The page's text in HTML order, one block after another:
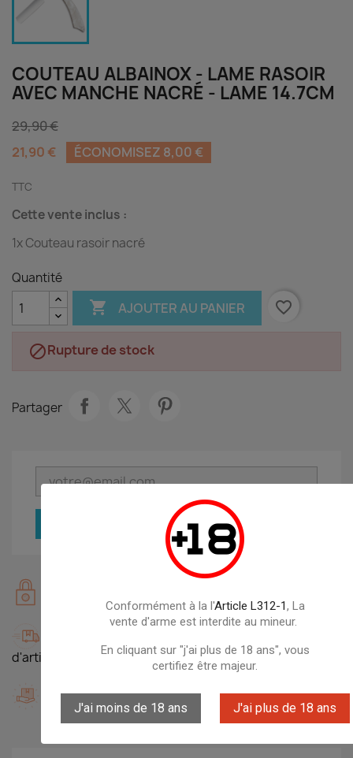
Conformément à la l'Article L312-1, La
vente d'arme est interdite au mineur.
En cliquant sur "j'ai plus de 18 ans", vous
certifiez être majeur.
J'ai moins de 18 ans J'ai plus de 18 ans
COUTEAU ALBAINOX - LAME RASOIR
AVEC MANCHE NACRÉ - LAME 14.7CM
29,90 €
21,90 €
ÉCONOMISEZ 8,00 €
TTC
Cette vente inclus :
1x Couteau rasoir nacré
Quantité
 AJOUTER AU PANIER favorite_border
Rupture de stock
Partager
PRÉVENEZ-MOI LORSQUE LE PRODUIT EST
100% Protection des données
Politique de livraison
Livraison gratuite dés 49,90€ sur des milliers
d'articles
14 Jours pour changer d'avis